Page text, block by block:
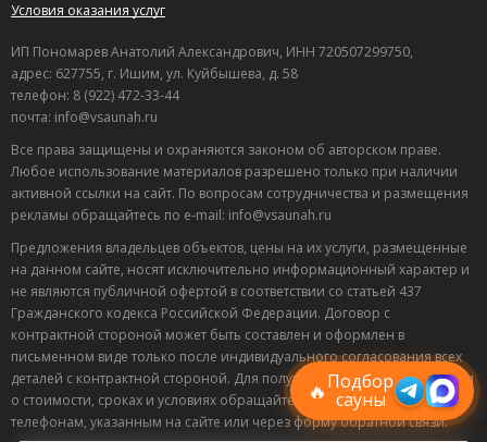
Условия оказания услуг
ИП Пономарев Анатолий Александрович, ИНН 720507299750,
адрес: 627755, г. Ишим, ул. Куйбышева, д. 58
телефон: 8 (922) 472-33-44
почта: info@vsaunah.ru
Все права защищены и охраняются законом об авторском праве.
Любое использование материалов разрешено только при наличии
активной ссылки на сайт. По вопросам сотрудничества и размещения
рекламы обращайтесь по e-mail: info@vsaunah.ru
Предложения владельцев объектов, цены на их услуги, размещенные
на данном сайте, носят исключительно информационный характер и
не являются публичной офертой в соответствии со статьей 437
Гражданского кодекса Российской Федерации. Договор с
контрактной стороной может быть составлен и оформлен в
письменном виде только после индивидуального согласования всех
деталей с контрактной стороной. Для получения точной информации
о стоимости, сроках и условиях обращайтесь по контактным
телефонам, указанным на сайте или через форму обратной связи.
🔥Подбор
сауны
Лучшие
спецпредложения
саун
Подписывайтесь в Telegram или MAX —
пришлём свежие скидки